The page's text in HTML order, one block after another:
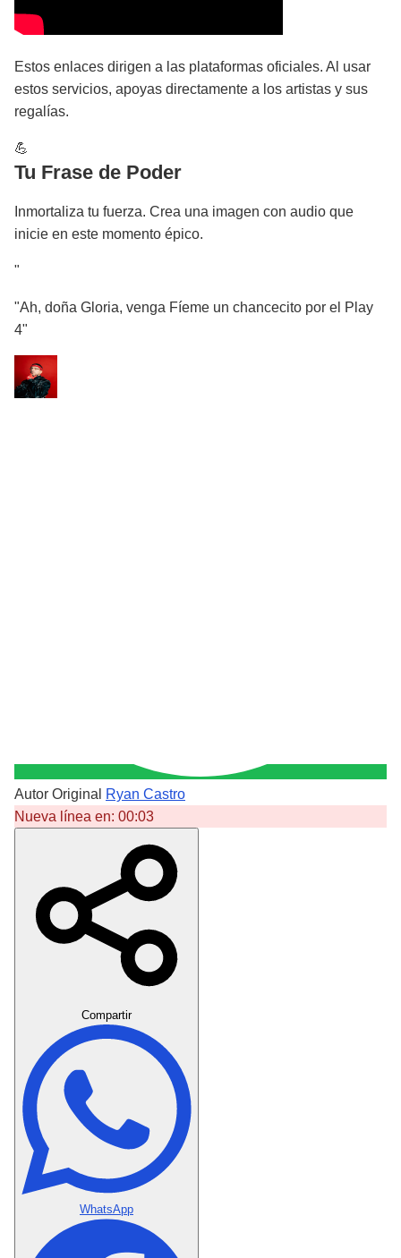
Estos enlaces dirigen a las plataformas oficiales. Al usar
estos servicios, apoyas directamente a los artistas y sus
regalías.
💪
Tu Frase de Poder
Inmortaliza tu fuerza. Crea una imagen con audio que
inicie en este momento épico.
"
"Ah, doña Gloria, venga Fíeme un chancecito por el Play
4"
Autor Original
Ryan Castro
Nueva línea en: 00:03
Compartir
WhatsApp